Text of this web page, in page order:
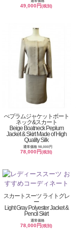
49,000円(税別)
ぺプラムジャケットボート
ネック&スカート
Beige Boatneck Peplum
Jacket & Skirt Made of High
Quality Silk
通常価格 98,000円
78,000円(税別)
スカートスーツ ライトグレ
ー
Light Gray Polyester Jacket &
Pencil Skirt
通常価格
78,000円(税別)